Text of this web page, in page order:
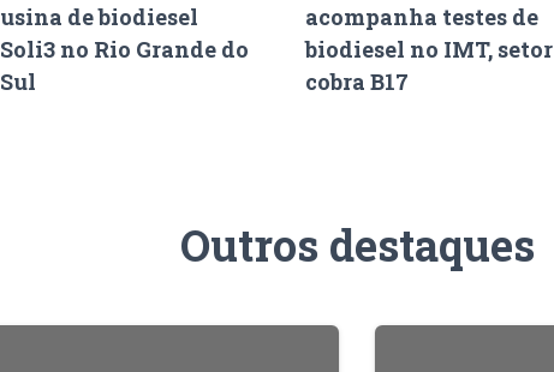
usina de biodiesel
Soli3 no Rio Grande do
Sul
acompanha testes de
biodiesel no IMT, setor
cobra B17
Outros destaques